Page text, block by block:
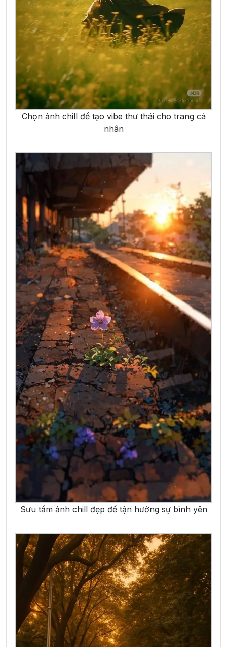
Chọn ảnh chill để tạo vibe thư thái cho trang cá
nhân
Sưu tầm ảnh chill đẹp để tận hưởng sự bình yên